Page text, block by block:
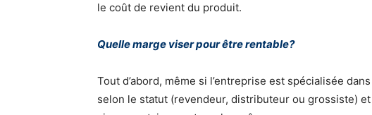
le coût de revient du produit.
Quelle marge viser pour être rentable?
Tout d’abord, même si l’entreprise est spécialisée
selon le statut (revendeur, distributeur ou grossiste)